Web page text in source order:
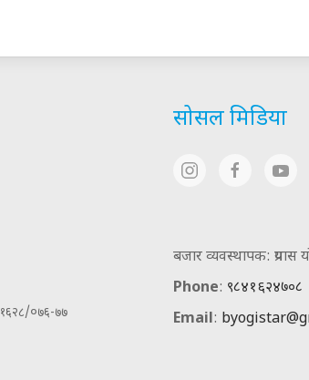
०७६-७७
सोसल मिडिया
बजार व्यवस्थापक: प्रयास
Phone: ९८४१६२४७०८
Email: